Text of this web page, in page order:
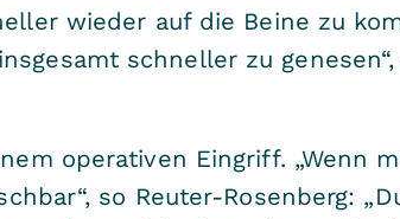
wieder auf die Beine zu
schneller zu
operativen Eingriff. „Wenn
so Reuter-Rosenberg: